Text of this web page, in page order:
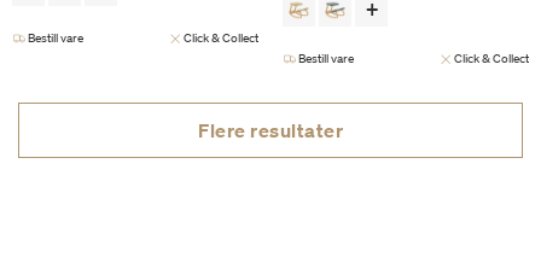
Bestill vare Click & Collect
Bestill vare Click & Collect
Flere resultater